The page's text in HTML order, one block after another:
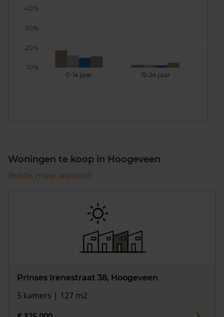
0-14 jaar 15-24 jaar
10%
20%
30%
40%
Woningen te koop in Hoogeveen
Bekijk meer aanbod
Prinses Irenestraat 38, Hoogeveen
5 kamers | 127 m2